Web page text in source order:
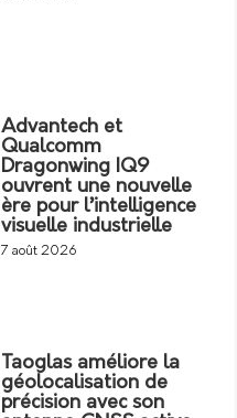
Advantech et
Qualcomm
Dragonwing IQ9
ouvrent une nouvelle
ère pour l’intelligence
visuelle industrielle
7 août 2026
Taoglas améliore la
géolocalisation de
précision avec son